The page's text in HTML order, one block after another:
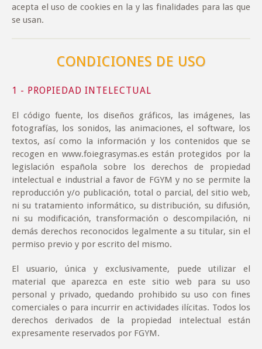
acepta el uso de cookies en la y las finalidades para las que
se usan.
CONDICIONES DE USO
1 - PROPIEDAD INTELECTUAL
El código fuente, los diseños gráficos, las imágenes, las
fotografías, los sonidos, las animaciones, el software, los
textos, así como la información y los contenidos que se
recogen en www.foiegrasymas.es están protegidos por la
legislación española sobre los derechos de propiedad
intelectual e industrial a favor de FGYM y no se permite la
reproducción y/o publicación, total o parcial, del sitio web,
ni su tratamiento informático, su distribución, su difusión,
ni su modificación, transformación o descompilación, ni
demás derechos reconocidos legalmente a su titular, sin el
permiso previo y por escrito del mismo.
El usuario, única y exclusivamente, puede utilizar el
material que aparezca en este sitio web para su uso
personal y privado, quedando prohibido su uso con fines
comerciales o para incurrir en actividades ilícitas. Todos los
derechos derivados de la propiedad intelectual están
expresamente reservados por FGYM.